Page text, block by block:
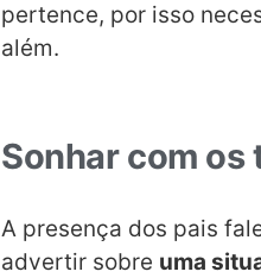
pertence, por isso
além.
Sonhar com os
A presença dos pais
advertir sobre uma